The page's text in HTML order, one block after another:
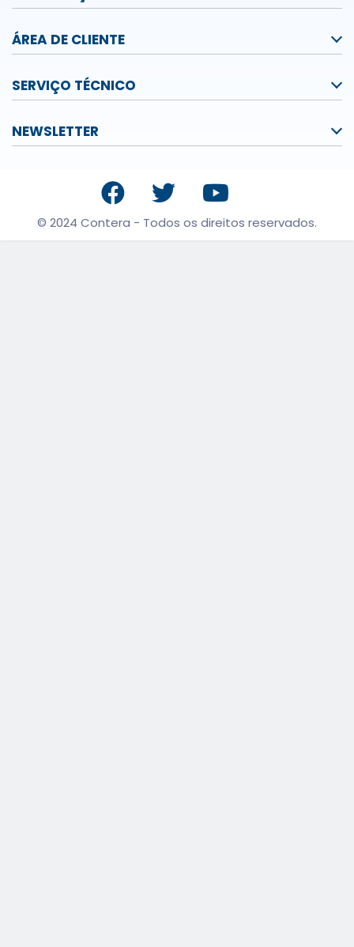
ÁREA DE CLIENTE
SERVIÇO TÉCNICO
NEWSLETTER
© 2024 Contera - Todos os direitos reservados.